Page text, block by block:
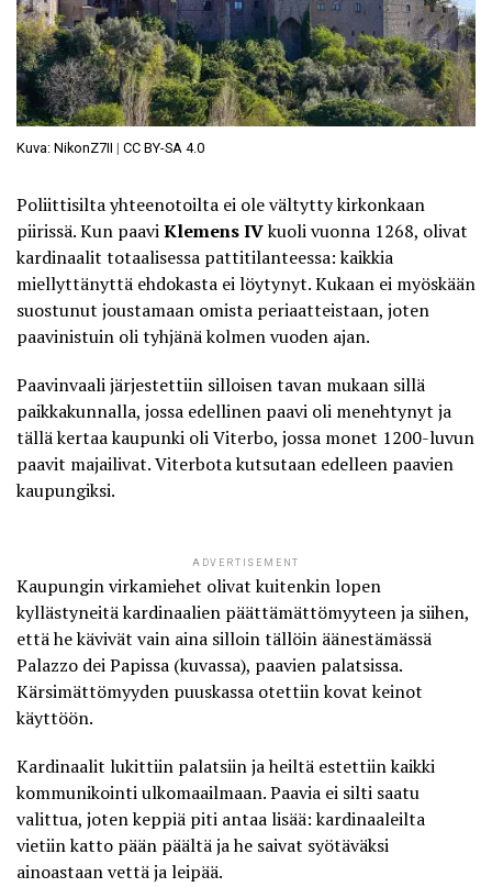
Kuva: NikonZ7II | CC BY-SA 4.0
Poliittisilta yhteenotoilta ei ole vältytty kirkonkaan
piirissä. Kun paaviKlemens IVkuoli vuonna 1268, olivat
kardinaalit totaalisessa pattitilanteessa: kaikkia
miellyttänyttä ehdokasta ei löytynyt. Kukaan ei myöskään
suostunut joustamaan omista periaatteistaan, joten
paavinistuin oli tyhjänä kolmen vuoden ajan.
Paavinvaali järjestettiin silloisen tavan mukaan sillä
paikkakunnalla, jossa edellinen paavi oli menehtynyt ja
tällä kertaa kaupunki oli Viterbo, jossa monet 1200-luvun
paavit majailivat. Viterbota kutsutaan edelleen paavien
kaupungiksi.
ADVERTISEMENT
Kaupungin virkamiehet olivat kuitenkin lopen
kyllästyneitä kardinaalien päättämättömyyteen ja siihen,
että he kävivät vain aina silloin tällöin äänestämässä
Palazzo dei Papissa (kuvassa), paavien palatsissa.
Kärsimättömyyden puuskassa otettiin kovat keinot
käyttöön.
Kardinaalit lukittiin palatsiin ja heiltä estettiin kaikki
kommunikointi ulkomaailmaan. Paavia ei silti saatu
valittua, joten keppiä piti antaa lisää: kardinaaleilta
vietiin katto pään päältä ja he saivat syötäväksi
ainoastaan vettä ja leipää.